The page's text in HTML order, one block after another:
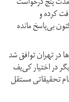
کرده و
بی‌پاسخ مانده
در تهران توافق شد
در اختیار کی‌یف
تحقیقاتی مستقل